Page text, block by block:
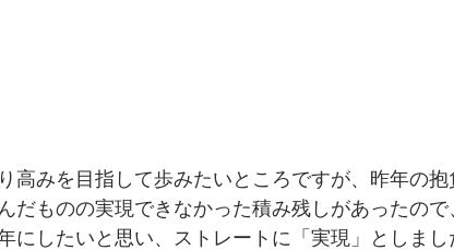
高みを目指して歩みたいところですが、昨年の抱
だものの実現できなかった積み残しがあったの
にしたいと思い、ストレートに「実現」としまし